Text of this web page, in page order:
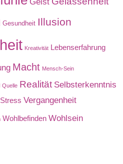
Gesundheit Illusion
Kreativität Lebenserfahrung
Macht Mensch-Sein
Quelle Realität Selbsterkenntnis
Stress Vergangenheit
Wohlbefinden Wohlsein